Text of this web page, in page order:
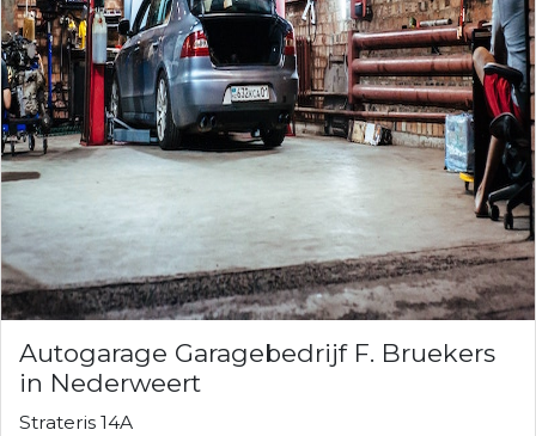
Autogarage Garagebedrijf F. Bruekers
in Nederweert
Strateris 14A